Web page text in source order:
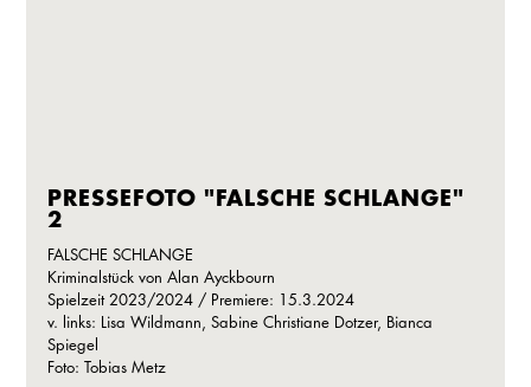
PRESSEFOTO "FALSCHE SCHLANGE"
2
FALSCHE SCHLANGE
Kriminalstück von Alan Ayckbourn
Spielzeit 2023/2024 / Premiere: 15.3.2024
v. links: Lisa Wildmann, Sabine Christiane Dotzer, Bianca
Spiegel
Foto: Tobias Metz